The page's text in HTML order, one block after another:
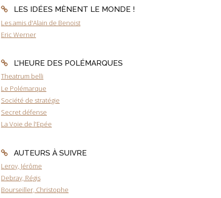
LES IDÉES MÈNENT LE MONDE !
Les amis d'Alain de Benoist
Eric Werner
L'HEURE DES POLÉMARQUES
Theatrum belli
Le Polémarque
Société de stratégie
Secret défense
La Voie de l'Epée
AUTEURS À SUIVRE
Leroy, Jérôme
Debray, Régis
Bourseiller, Christophe